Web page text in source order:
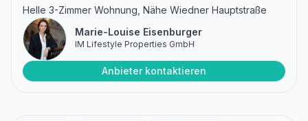
Helle 3-Zimmer Wohnung, Nähe Wiedner Hauptstraße
Marie-Louise Eisenburger
IM Lifestyle Properties GmbH
Anbieter kontaktieren